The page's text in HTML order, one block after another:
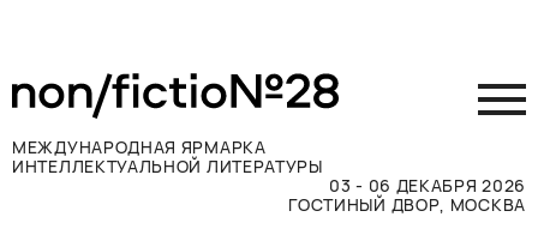
МЕЖДУНАРОДНАЯ ЯРМАРКА
ИНТЕЛЛЕКТУАЛЬНОЙ ЛИТЕРАТУРЫ
03 - 06 ДЕКАБРЯ 2026
ГОСТИНЫЙ ДВОР, МОСКВА